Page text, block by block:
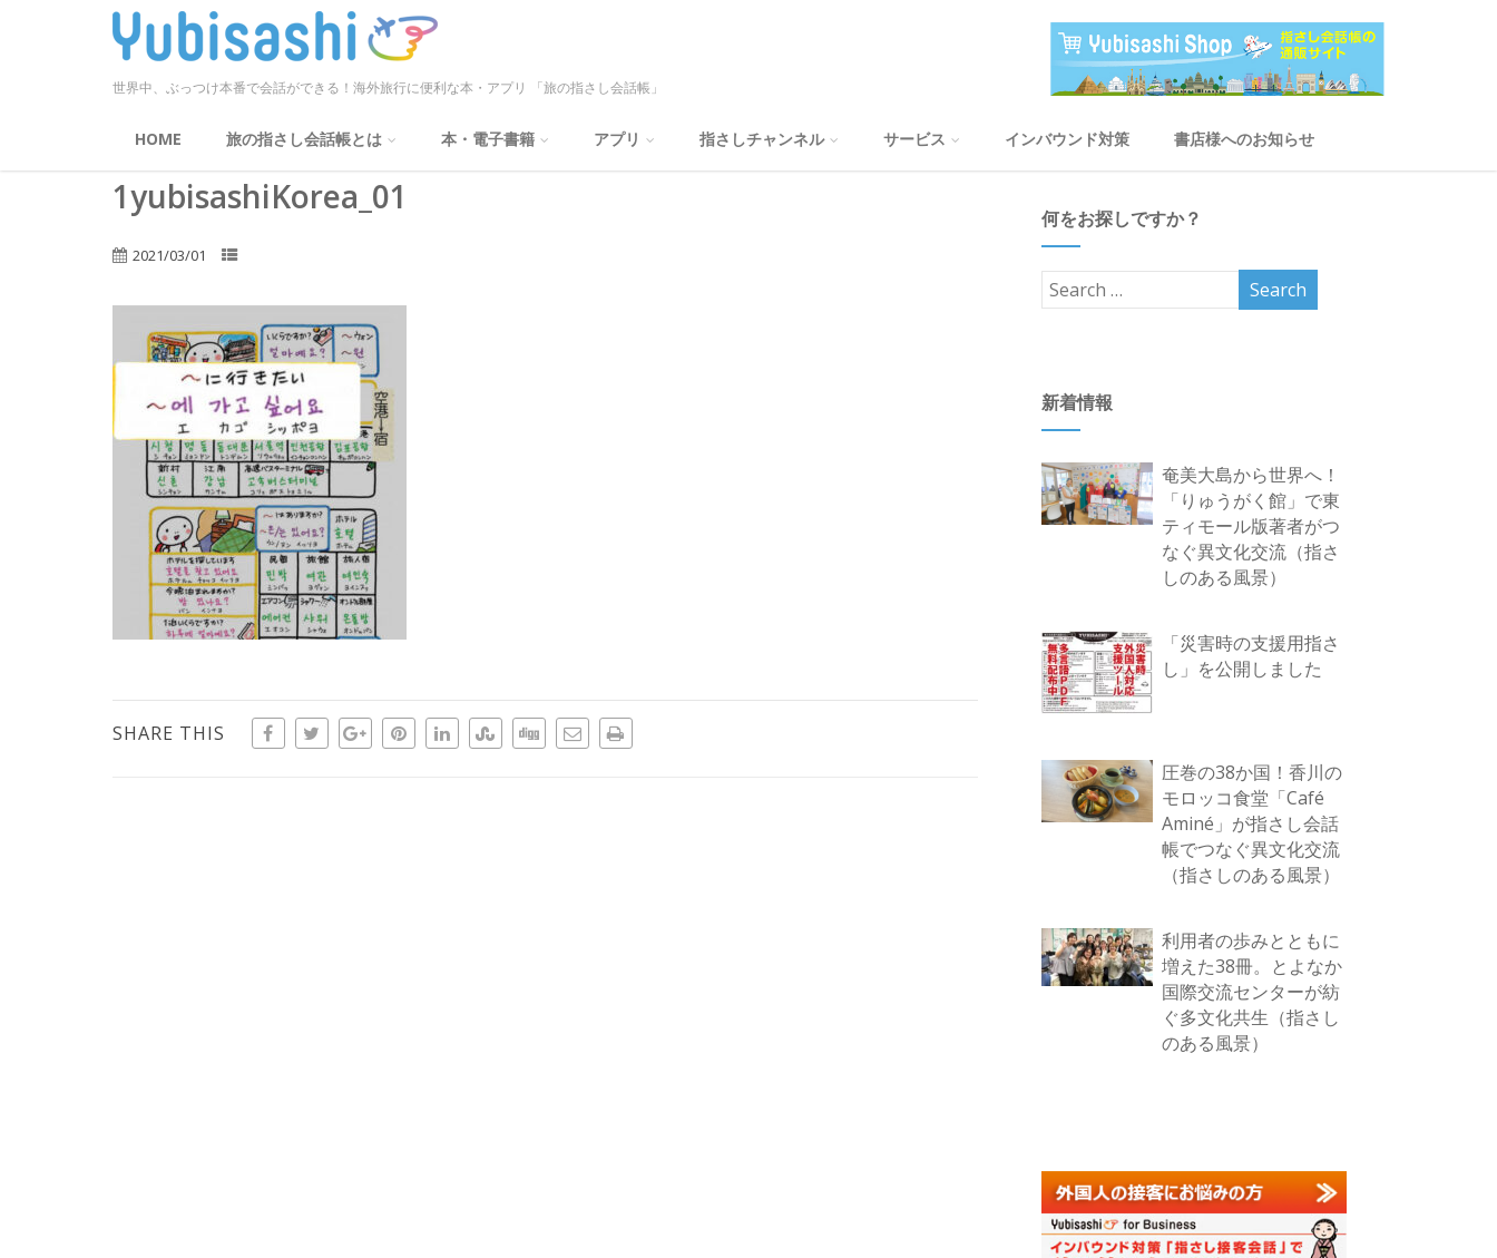
世界中、ぶっつけ本番で会話ができる！海外旅行に便利な本・アプリ 「旅の指さし会話帳」
HOME 旅の指さし会話帳とは 本・電子書籍 アプリ 指さしチャンネル サービス インバウンド対策 書店様へのお知らせ
1yubisashiKorea_01
2021/03/01
SHARE THIS
何をお探しですか？
新着情報
奄美大島から世界へ！
「りゅうがく館」で東
ティモール版著者がつ
なぐ異文化交流（指さ
しのある風景）
「災害時の支援用指さ
し」を公開しました
圧巻の38か国！香川の
モロッコ食堂「Café
Aminé」が指さし会話
帳でつなぐ異文化交流
（指さしのある風景）
利用者の歩みとともに
増えた38冊。とよなか
国際交流センターが紡
ぐ多文化共生（指さし
のある風景）